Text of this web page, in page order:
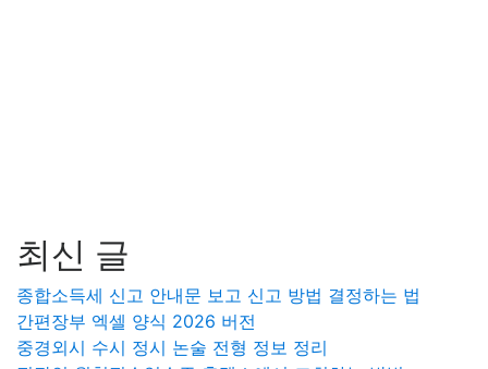
최신 글
종합소득세 신고 안내문 보고 신고 방법 결정하는 법
간편장부 엑셀 양식 2026 버전
중경외시 수시 정시 논술 전형 정보 정리